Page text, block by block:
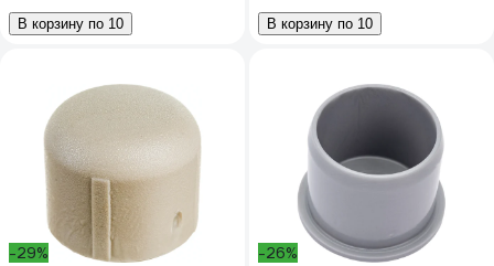
В корзину по 10 В корзину по 10
-29%
-26%